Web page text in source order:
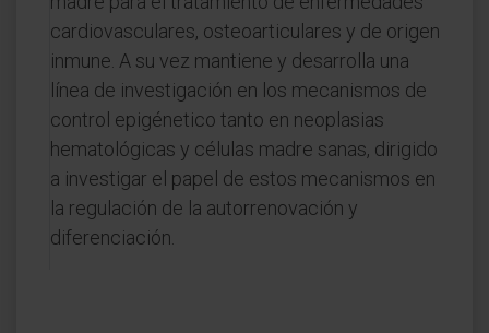
cardiovasculares, osteoarticulares y de origen
inmune. A su vez mantiene y desarrolla una
línea de investigación en los mecanismos de
control epigénetico tanto en neoplasias
hematológicas y células madre sanas, dirigido
a investigar el papel de estos mecanismos en
la regulación de la autorrenovación y
diferenciación.